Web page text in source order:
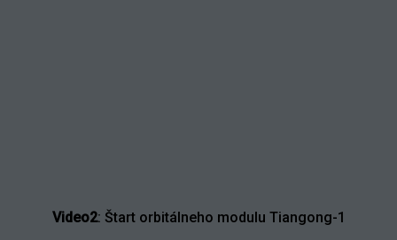
Video2: Štart orbitálneho modulu Tiangong-1